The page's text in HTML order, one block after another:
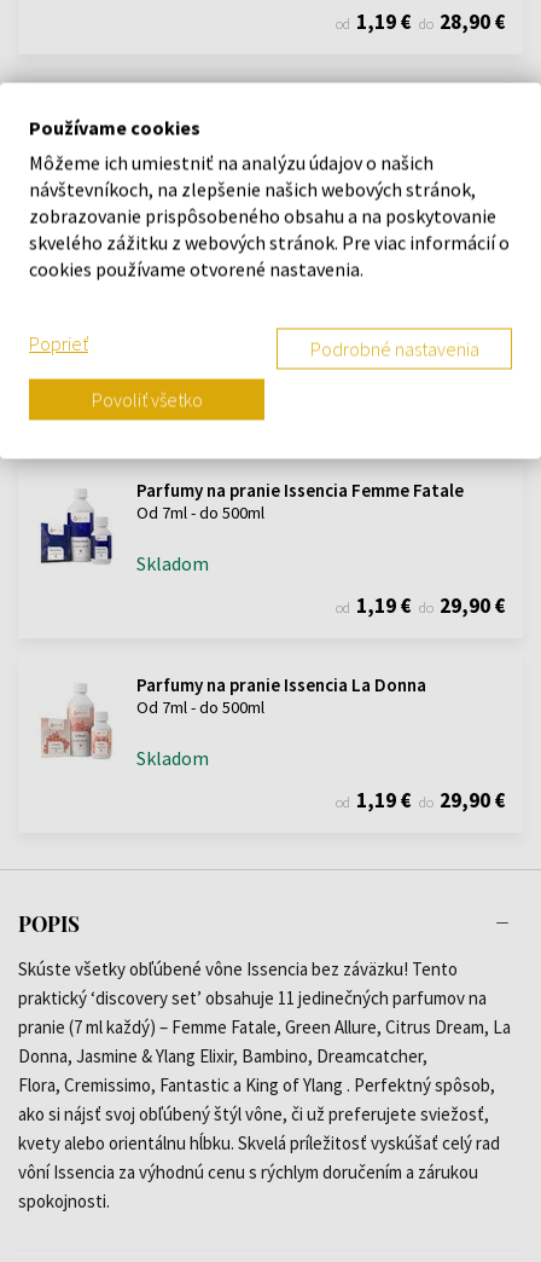
od 1,19 € do 28,90 €
Od 7ml - do 500ml
Skladom
od1,19 € do29,90 €
Parfumy na pranie Issencia Femme Fatale
Od 7ml - do 500ml
Skladom
od 1,19 € do 29,90 €
Parfumy na pranie Issencia La Donna
Od 7ml - do 500ml
Skladom
od 1,19 € do 29,90 €
POPIS
Skúste všetky obľúbené vône Issencia bez záväzku! Tento
praktický ‘discovery set’ obsahuje 11 jedinečných parfumov na
pranie (7 ml každý) – Femme Fatale, Green Allure, Citrus Dream, La
Donna, Jasmine & Ylang Elixir, Bambino, Dreamcatcher,
Flora, Cremissimo, Fantastic a King of Ylang . Perfektný spôsob,
ako si nájsť svoj obľúbený štýl vône, či už preferujete sviežosť,
kvety alebo orientálnu hĺbku. Skvelá príležitosť vyskúšať celý rad
vôní Issencia za výhodnú cenu s rýchlym doručením a zárukou
spokojnosti.
Používame cookies
Môžeme ich umiestniť na analýzu údajov o našich
návštevníkoch, na zlepšenie našich webových stránok,
zobrazovanie prispôsobeného obsahu a na poskytovanie
skvelého zážitku z webových stránok. Pre viac informácií o
cookies používame otvorené nastavenia.
Poprieť Podrobné nastavenia
Povoliť všetko